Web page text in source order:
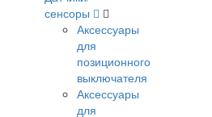
сенсоры
Аксессуары
для
позиционного
выключателя
Аксессуары
для